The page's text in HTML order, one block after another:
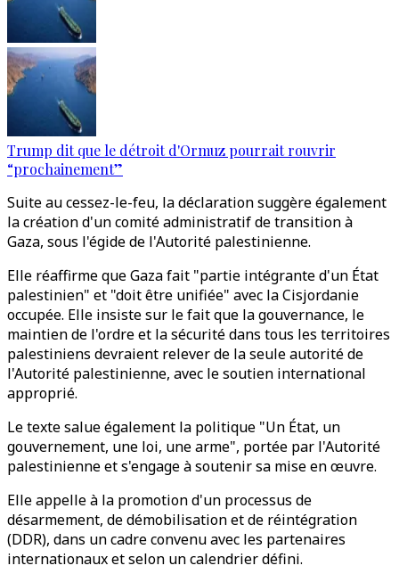
Trump dit que le détroit d'Ormuz pourrait rouvrir
“prochainement”
Suite au cessez-le-feu, la déclaration suggère également
la création d'un comité administratif de transition à
Gaza, sous l'égide de l'Autorité palestinienne.
Elle réaffirme que Gaza fait "partie intégrante d'un État
palestinien" et "doit être unifiée" avec la Cisjordanie
occupée. Elle insiste sur le fait que la gouvernance, le
maintien de l'ordre et la sécurité dans tous les territoires
palestiniens devraient relever de la seule autorité de
l'Autorité palestinienne, avec le soutien international
approprié.
Le texte salue également la politique "Un État, un
gouvernement, une loi, une arme", portée par l'Autorité
palestinienne et s'engage à soutenir sa mise en œuvre.
Elle appelle à la promotion d'un processus de
désarmement, de démobilisation et de réintégration
(DDR), dans un cadre convenu avec les partenaires
internationaux et selon un calendrier défini.